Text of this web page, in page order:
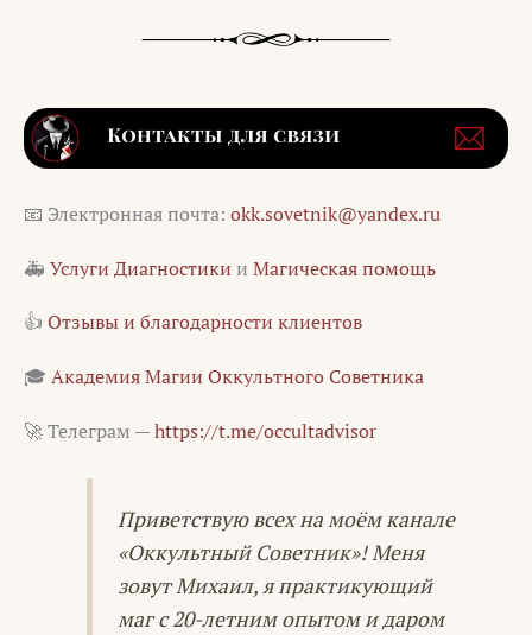
📧 Электронная почта: okk.sovetnik@yandex.ru
🚑 Услуги Диагностики и Магическая помощь
👍 Отзывы и благодарности клиентов
🎓 Академия Магии Оккультного Советника
🚀 Телеграм —https://t.me/occultadvisor
Приветствую всех на моём канале
«Оккультный Советник»! Меня
зовут Михаил, я практикующий
маг с 20-летним опытом и даром